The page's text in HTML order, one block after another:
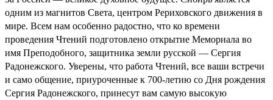
одним из магнитов Света, центром Рериховского движения в
мире. Всем нам особенно радостно, что ко времени
проведения Чтений подготовлено открытие Мемориала во
имя Преподобного, защитника земли русской — Сергия
Радонежского. Уверены, что работа Чтений, все ваши встречи
и само общение, приуроченные к 700-летию со Дня рождения
Сергия Радонежского, принесут вам самую высокую